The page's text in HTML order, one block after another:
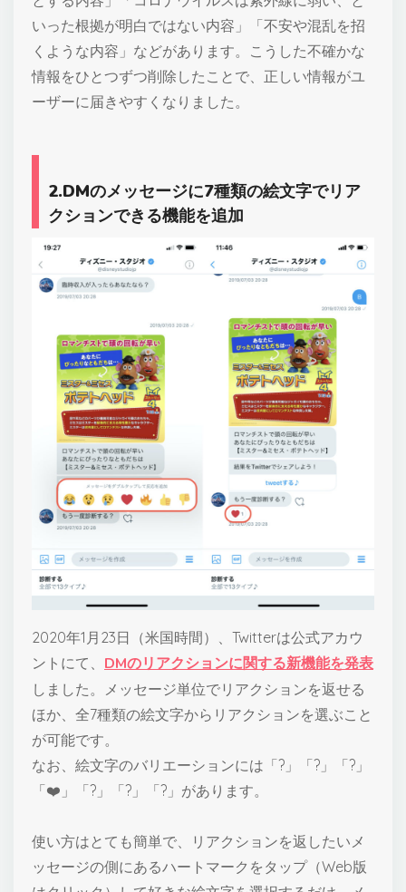
いった根拠が明白ではない内容」「不安や混乱を招
くような内容」などがあります。こうした不確かな
情報をひとつずつ削除したことで、正しい情報がユ
ーザーに届きやすくなりました。
2.DMのメッセージに7種類の絵文字でリア
クションできる機能を追加
2020年1月23日（米国時間）、Twitterは公式アカウ
ントにて、 DMのリアクションに関する新機能を発表
しました。メッセージ単位でリアクションを返せる
ほか、全7種類の絵文字からリアクションを選ぶこと
が可能です。
なお、絵文字のバリエーションには「?」「?」「?」
「❤️」「?」「?」「?」があります。
使い方はとても簡単で、リアクションを返したいメ
ッセージの側にあるハートマークをタップ（Web版